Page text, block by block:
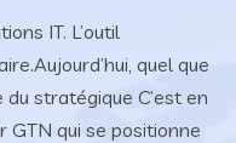
IT. L’outil
quel que
stratégique C’est en
GTN qui se positionne